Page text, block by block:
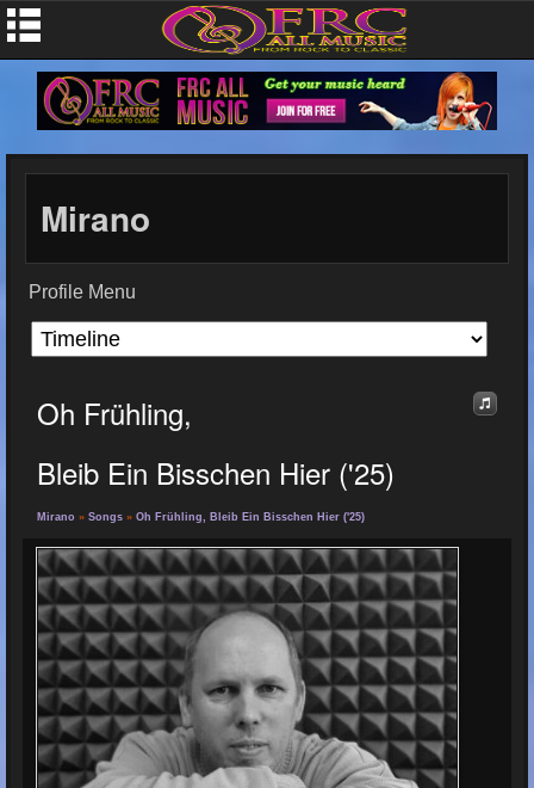
Mirano
Profile Menu
Oh Frühling,
Bleib Ein Bisschen Hier ('25)
Mirano » Songs » Oh Frühling, Bleib Ein Bisschen Hier ('25)